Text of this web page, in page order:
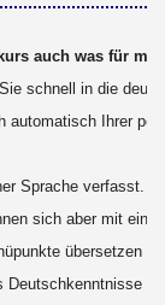
auch was für
schnell in die
automatisch Ihrer
Sprache verfasst.
sich aber mit
übersetzen -
Deutschkenntnisse